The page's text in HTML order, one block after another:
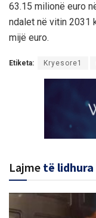
63.15 milionë euro
ndalet në vitin 2031
mijë euro.
Etiketa: Kryesore1
Lajme të lidhura